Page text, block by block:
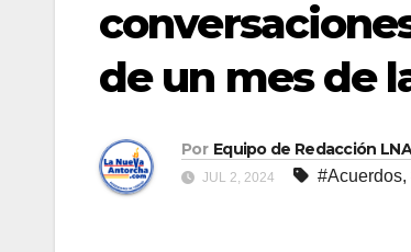
de un mes de
Por Equipo de Redacción LNA
JUL 2, 2024 #Acuerdos,